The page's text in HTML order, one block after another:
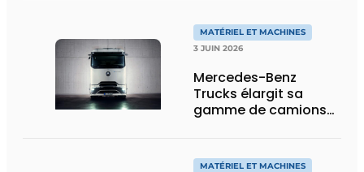
MATÉRIEL ET MACHINES
3 JUIN 2026
Mercedes-Benz
Trucks élargit sa
gamme de camions
eActros Lowliner
MATÉRIEL ET MACHINES